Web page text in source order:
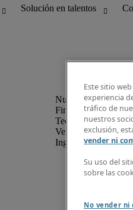
Finanzas y
Tecnología de la
Ventas y Marketing
Ingeniería
Este sitio
experiencia
tráfico de
nuestros
exclusión,
vender ni
Su uso del
sobre las
No vender ni